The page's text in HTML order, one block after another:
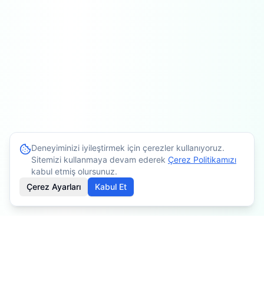
Deneyiminizi iyileştirmek için çerezler kullanıyoruz.
Sitemizi kullanmaya devam ederek Çerez Politikamızı
kabul etmiş olursunuz.
Çerez Ayarları
Kabul Et